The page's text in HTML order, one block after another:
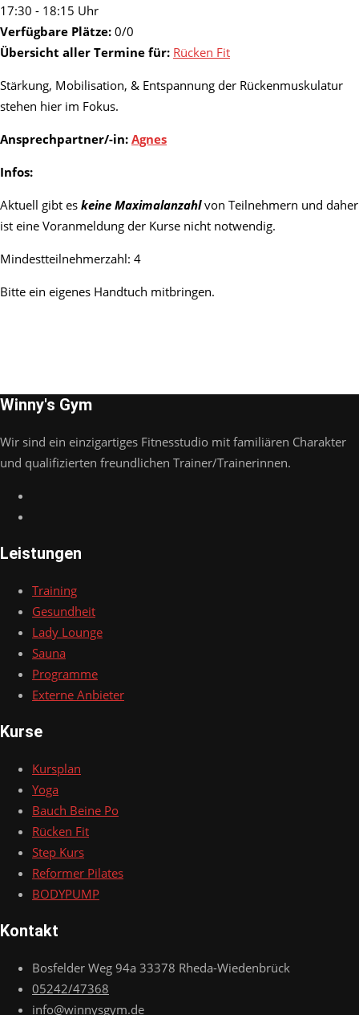
17:30 - 18:15 Uhr
Verfügbare Plätze: 0/0
Übersicht aller Termine für: Rücken Fit
Stärkung, Mobilisation, & Entspannung der Rückenmuskulatur
stehen hier im Fokus.
Ansprechpartner/-in: Agnes
Infos:
Aktuell gibt es keine Maximalanzahlvon Teilnehmern und daher
ist eine Voranmeldung der Kurse nicht notwendig.
Mindestteilnehmerzahl: 4
Bitte ein eigenes Handtuch mitbringen.
Winny's Gym
Wir sind ein einzigartiges Fitnesstudio mit familiären Charakter
und qualifizierten freundlichen Trainer/Trainerinnen.
Leistungen
Training
Gesundheit
Lady Lounge
Sauna
Programme
Externe Anbieter
Kurse
Kursplan
Yoga
Bauch Beine Po
Rücken Fit
Step Kurs
Reformer Pilates
BODYPUMP
Kontakt
Bosfelder Weg 94a 33378 Rheda-Wiedenbrück
05242/47368
info@winnysgym.de